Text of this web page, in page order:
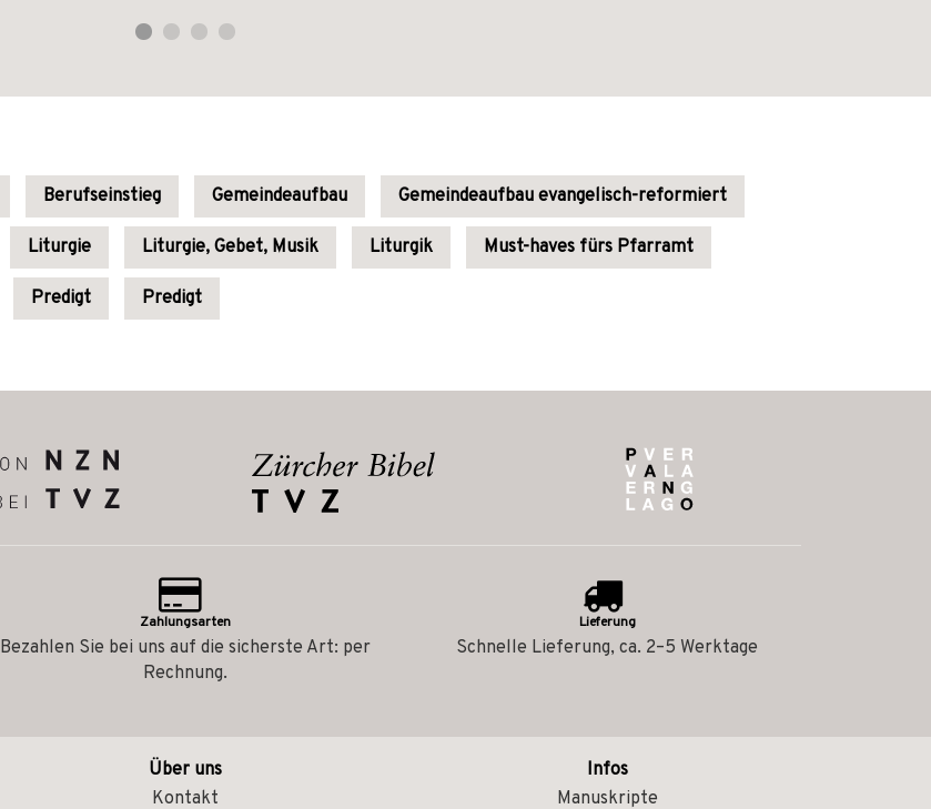
Berufseinstieg Gemeindeaufbau Gemeindeaufbau evangelisch-reformiert
Liturgie Liturgie, Gebet, Musik Liturgik Must-haves fürs Pfarramt
Predigt Predigt
Zahlungsarten
Bezahlen Sie bei uns auf die sicherste Art: per
Rechnung.
Lieferung
Schnelle Lieferung, ca. 2–5 Werktage
Über uns
Kontakt
Infos
Manuskripte